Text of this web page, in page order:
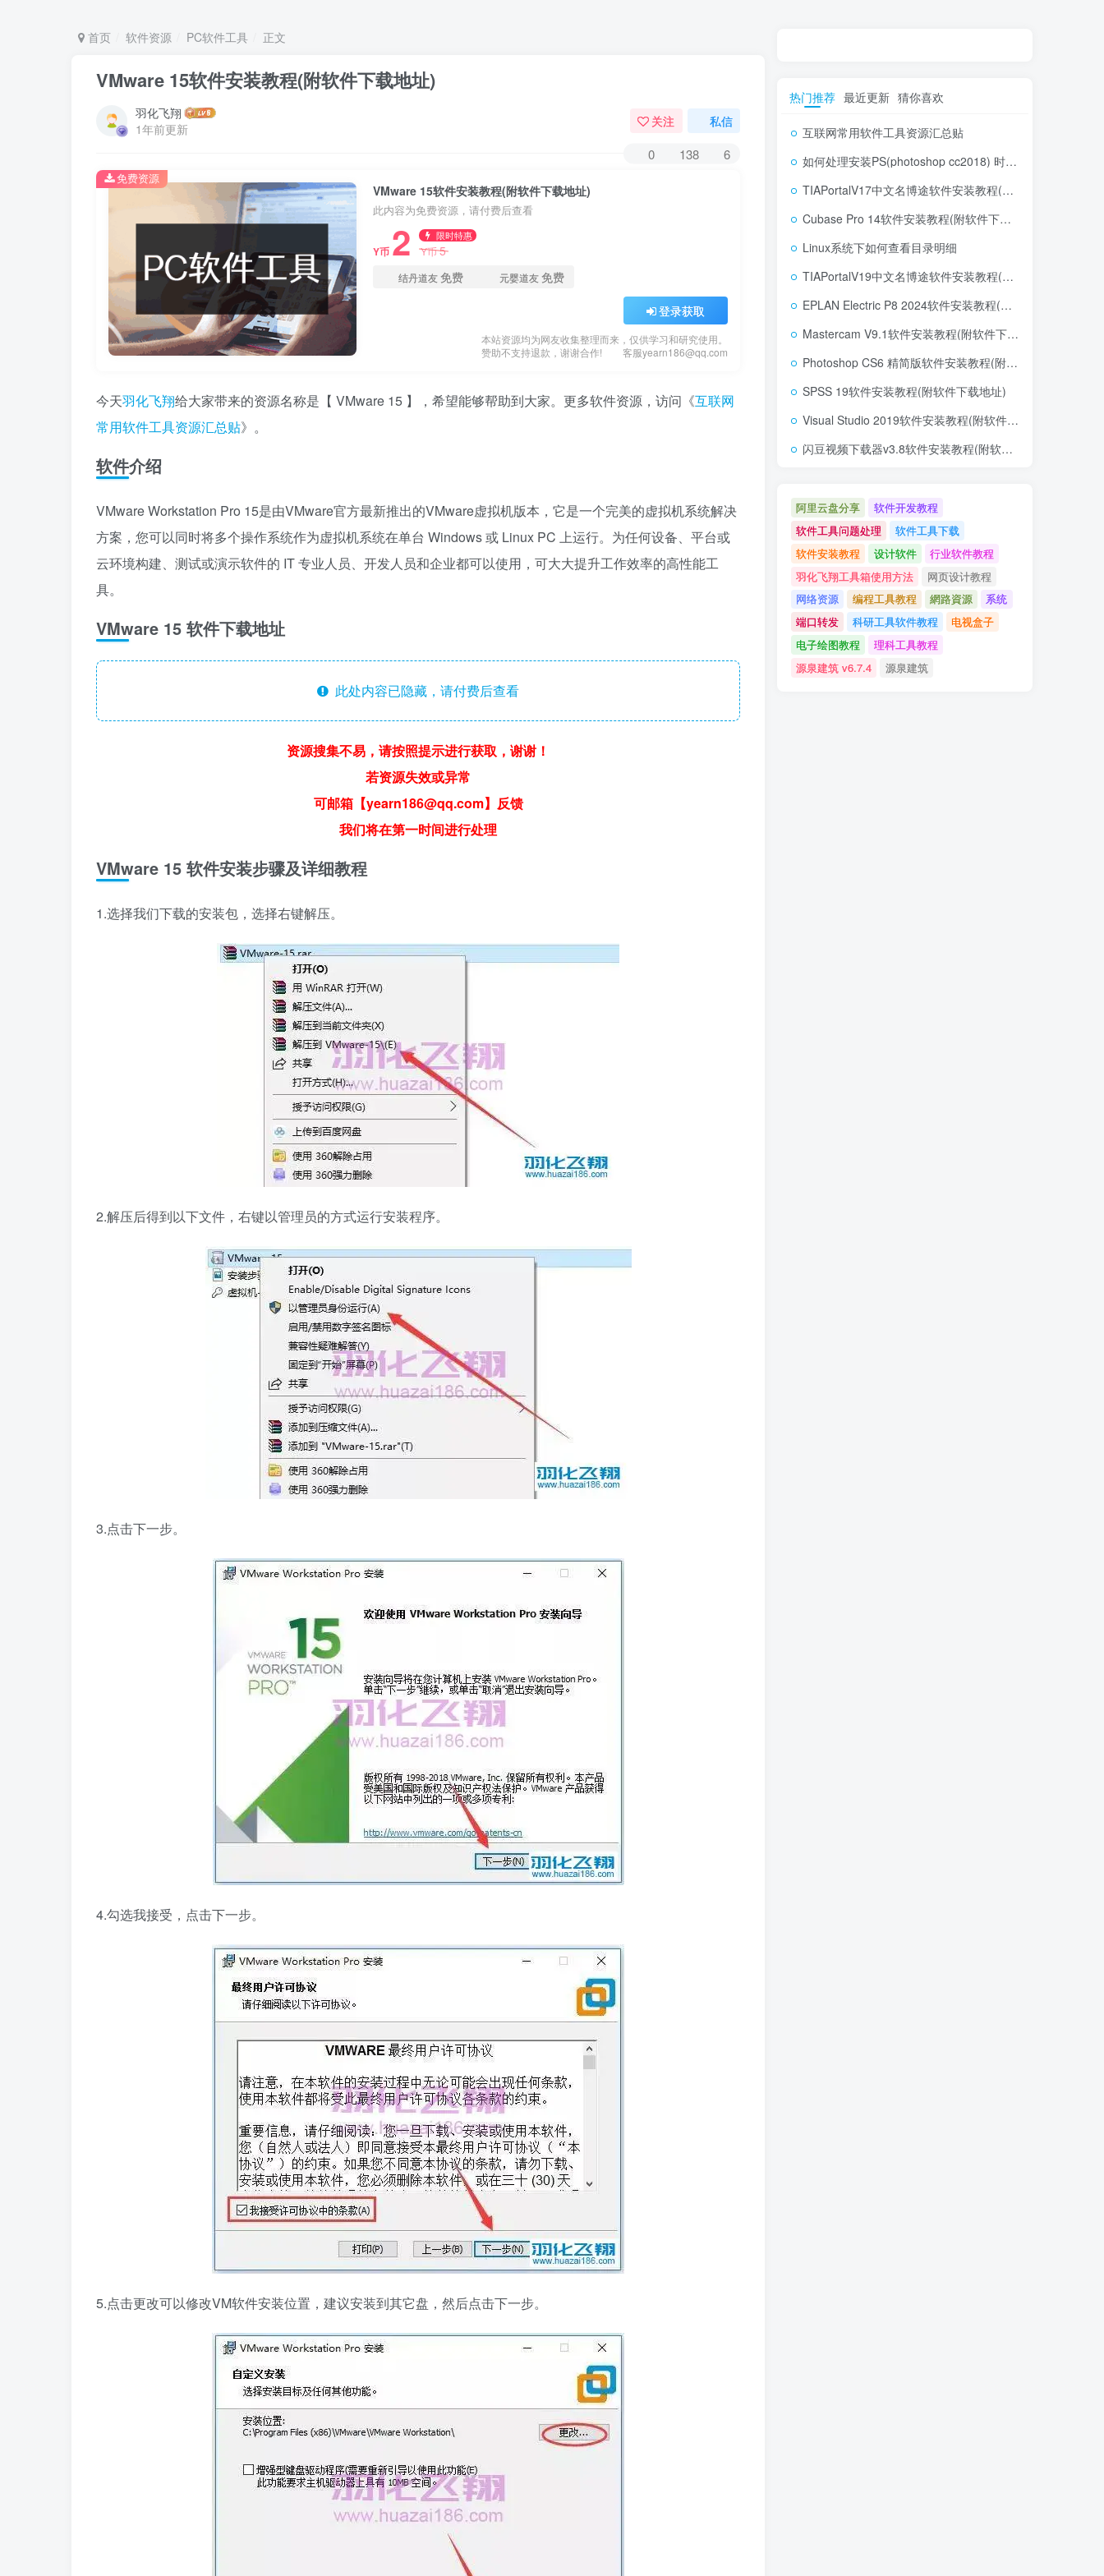
首页 软件资源 PC软件工具 正文
VMware 15软件安装教程(附软件下载地址)
羽化飞翔
1年前更新
关注 私信
0 138 6
VMware 15软件安装教程(附软件下载地址)
此内容为免费资源，请付费后查看
Y币 2 限时特惠
Y币5
结丹道友免费 元婴道友免费
登录获取
本站资源均为网友收集整理而来，仅供学习和研究使用。
赞助不支持退款，谢谢合作!
客服yearn186@qq.com
免费资源
今天羽化飞翔给大家带来的资源名称是【 VMware 15 】，希望能够帮助到大家。更多软件资源，访问《互联网
常用软件工具资源汇总贴》。
软件介绍
VMware Workstation Pro 15是由VMware官方最新推出的VMware虚拟机版本，它是一个完美的虚拟机系统解决
方案，您可以同时将多个操作系统作为虚拟机系统在单台 Windows 或 Linux PC 上运行。为任何设备、平台或
云环境构建、测试或演示软件的 IT 专业人员、开发人员和企业都可以使用，可大大提升工作效率的高性能工
具。
VMware 15 软件下载地址
此处内容已隐藏，请付费后查看
资源搜集不易，请按照提示进行获取，谢谢！
若资源失效或异常
可邮箱【yearn186@qq.com】反馈
我们将在第一时间进行处理
VMware 15 软件安装步骤及详细教程
1.选择我们下载的安装包，选择右键解压。
2.解压后得到以下文件，右键以管理员的方式运行安装程序。
3.点击下一步。
4.勾选我接受，点击下一步。
5.点击更改可以修改VM软件安装位置，建议安装到其它盘，然后点击下一步。
热门推荐 最近更新 猜你喜欢
互联网常用软件工具资源汇总贴
如何处理安装PS(photoshop cc2018) 时，提示系统或者IE浏览器需要升级
TIAPortalV17中文名博途软件安装教程(附软件下载地址)
Cubase Pro 14软件安装教程(附软件下载地址)
Linux系统下如何查看目录明细
TIAPortalV19中文名博途软件安装教程(附软件下载地址)
EPLAN Electric P8 2024软件安装教程(附软件下载地址)
Mastercam V9.1软件安装教程(附软件下载地址)
Photoshop CS6 精简版软件安装教程(附软件下载地址)
SPSS 19软件安装教程(附软件下载地址)
Visual Studio 2019软件安装教程(附软件下载地址)
闪豆视频下载器v3.8软件安装教程(附软件下载地址)
阿里云盘分享
软件开发教程
软件工具问题处理
软件工具下载
软件安装教程
设计软件
行业软件教程
羽化飞翔工具箱使用方法
网页设计教程
网络资源
编程工具教程 網路資源
系统
端口转发
科研工具软件教程
电视盒子
电子绘图教程
理科工具教程
源泉建筑 v6.7.4
源泉建筑